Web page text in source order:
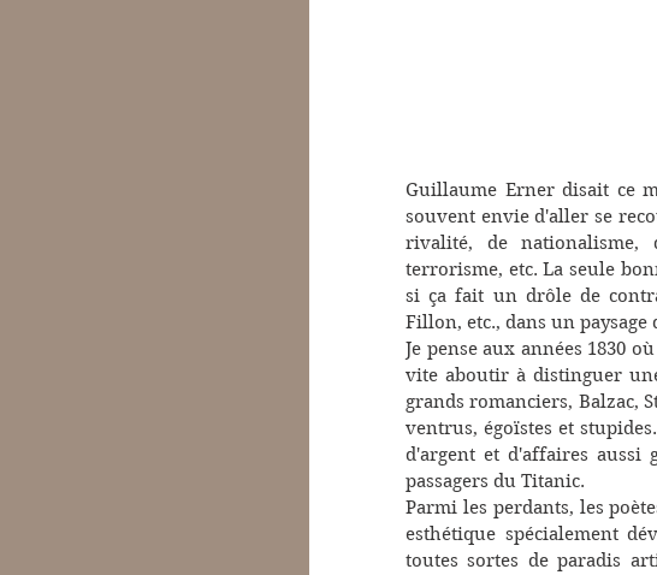
Guillaume Erner disait ce
souvent envie d'aller se
rivalité, de nationalisme,
terrorisme, etc. La seule
si ça fait un drôle de
Fillon, etc., dans un paysage
Je pense aux années 1830
vite aboutir à distinguer
grands romanciers, Balzac,
ventrus, égoïstes et
d'argent et d'affaires aussi
passagers du Titanic.
Parmi les perdants, les
esthétique spécialement
toutes sortes de paradis